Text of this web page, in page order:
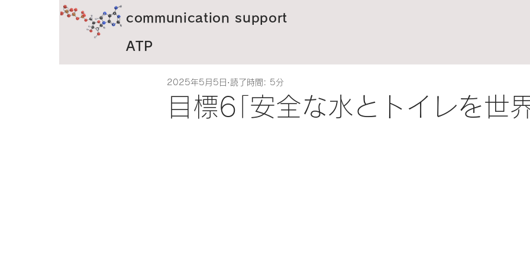
communication support
ATP
目標6｢安全な水とトイレを世
2025年5月5日 読了時間: 5分